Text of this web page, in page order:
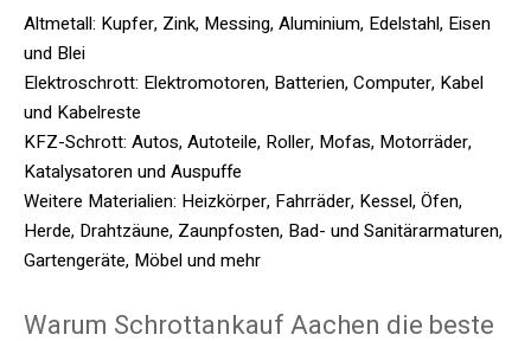
Altmetall: Kupfer, Zink, Messing, Aluminium, Edelstahl, Eisen
und Blei
Elektroschrott: Elektromotoren, Batterien, Computer, Kabel
und Kabelreste
KFZ-Schrott: Autos, Autoteile, Roller, Mofas, Motorräder,
Katalysatoren und Auspuffe
Weitere Materialien: Heizkörper, Fahrräder, Kessel, Öfen,
Herde, Drahtzäune, Zaunpfosten, Bad- und Sanitärarmaturen,
Gartengeräte, Möbel und mehr
Warum Schrottankauf Aachen die beste